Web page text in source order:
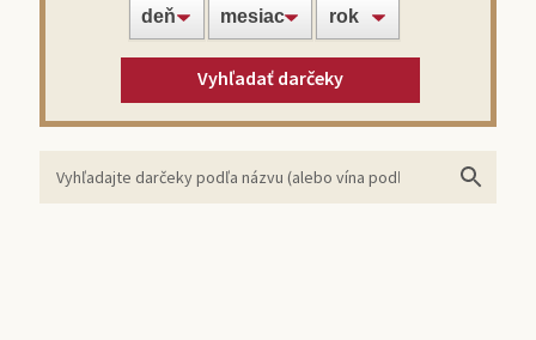
Víno z roku narodenia
Vyhľadať darčeky